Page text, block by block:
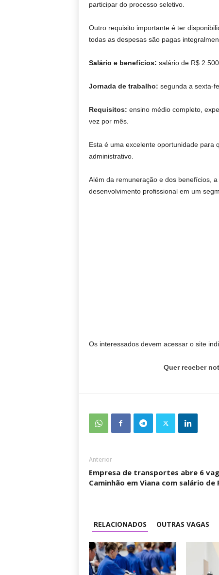
participar do processo seletivo.
Outro requisito importante é ter
todas as despesas são pagas
Salário e benefícios: salário de R$
Jornada de trabalho: segunda a sexta-
Requisitos: ensino médio completo,
vez por mês.
Esta é uma excelente oportunidade para
administrativo.
Além da remuneração e dos benefícios,
desenvolvimento profissional em um
Os interessados devem acessar o site
Quer receber
Anterior
Empresa de transportes abre 6
Caminhão em Viana com salário de
RELACIONADOS OUTRAS VAGAS